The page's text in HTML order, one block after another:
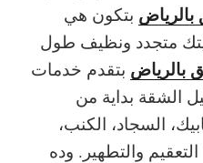
بتكون هي
متجدد ونظيف طول
بتقدم خدمات
الشقة بداية من
السجاد، الكنب،
والتطهير. وده